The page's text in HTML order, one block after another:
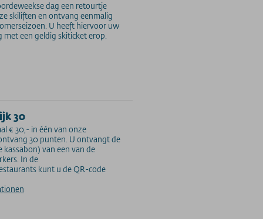
dag een retourtje
skiliften en ontvang eenmalig
U heeft hiervoor uw
met een geldig skiticket erop.
30
€ 30,- in één van onze
30 punten. U ontvangt de
kassabon) van een van de
In de
kunt u de QR-code